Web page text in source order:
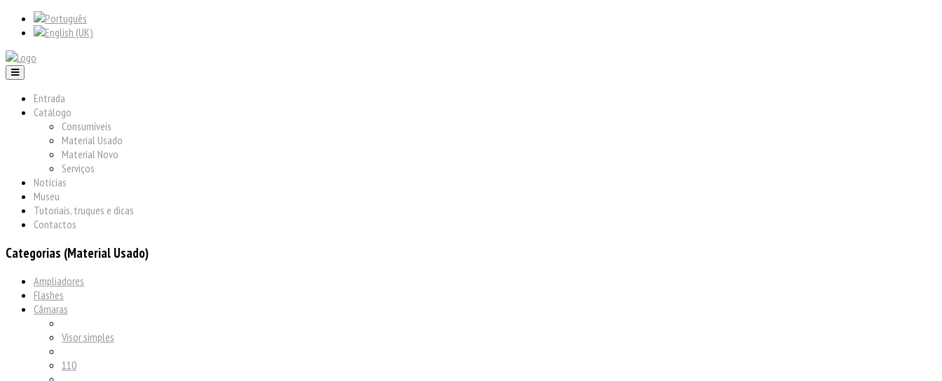
Entrada
Catálogo
Consumíveis
Material Usado
Material Novo
Serviços
Notícias
Museu
Tutoriais, truques e dicas
Contactos
Categorias (Material Usado)
Ampliadores
Flashes
Câmaras
Visor simples
110